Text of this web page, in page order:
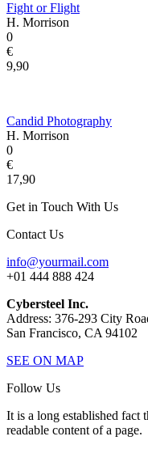
Fight or Flight
H. Morrison
0
€
9,90
Candid Photography
H. Morrison
0
€
17,90
Get in Touch With Us
Contact Us
info@yourmail.com
+01 444 888 424
Cybersteel Inc.
Address: 376-293 City
San Francisco, CA 94102
SEE ON MAP
Follow Us
It is a long established fact
readable content of a page.